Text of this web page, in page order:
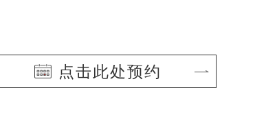
点击此处预约